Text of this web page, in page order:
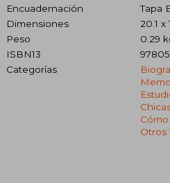
Encuadernación
Tapa
Dimensiones
20.1 x
Peso
0.29
ISBN13
Categorías
Otros